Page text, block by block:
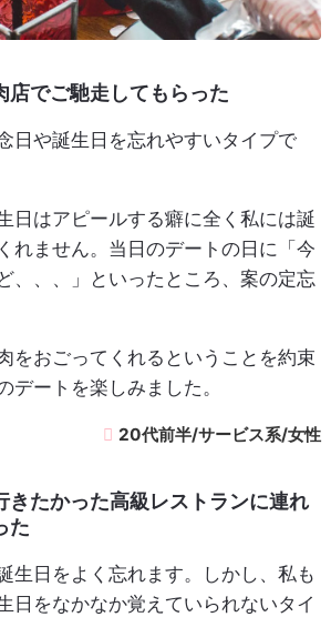
店でご馳走してもらった
日や誕生日を忘れやすいタイプで
日はアピールする癖に全く私には誕
れません。当日のデートの日に「今
、、、」といったところ、案の定忘
をおごってくれるということを約束
デートを楽しみました。
20代前半/サービス系/女性
きたかった高級レストランに連れ
た
生日をよく忘れます。しかし、私も
日をなかなか覚えていられないタイ